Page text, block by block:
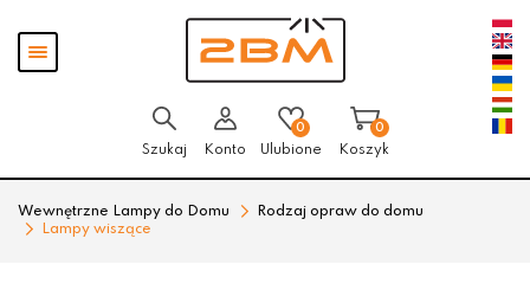
Pokaż
menu
Szukaj Konto
0
Ulubione
0
Koszyk
Wewnętrzne Lampy do Domu
Rodzaj opraw do domu
Lampy wiszące